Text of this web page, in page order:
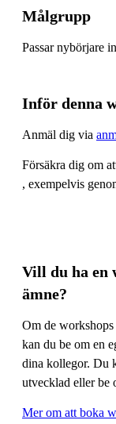
Målgrupp
Passar nybörjare
Inför denna
Anmäl dig via
Försäkra dig om
, exempelvis
Vill du ha en
ämne?
Om de
kan du be om en
dina kollegor. Du
utvecklad eller be
Mer om att boka